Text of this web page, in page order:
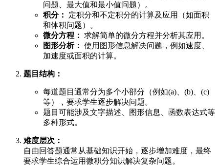
问题、最大值和最小值问题）。
积分：
定积分和不定积分的计算及应用（如面积
和体积问题）。
微分方程： 求解简单的微分方程并分析其应用。
图形分析： 使用图形信息解决问题，例如速度、
加速度或面积的计算。
题目结构：
每道题目通常分为多个小部分（例如(a)、(b)、(c)
等），要求学生逐步解决问题。
题目可能涉及文字描述、图形信息、函数表达式等
多种形式。
难度层次：
自由回答题通常从基础知识开始，逐步增加难度，最终
要求学生综合运用微积分知识解决复杂问题。